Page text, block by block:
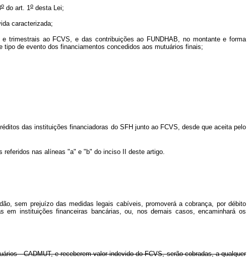
o do art. 1o desta Lei;
caracterizada;
trimestrais ao FCVS, e das contribuições ao FUNDHAB, no montante e forma
de evento dos financiamentos concedidos aos mutuários finais;
das instituições financiadoras do SFH junto ao FCVS, desde que aceita pelo
referidos nas alíneas "a" e "b" do inciso II deste artigo.
sem prejuízo das medidas legais cabíveis, promoverá a cobrança, por débito
em instituições financeiras bancárias, ou, nos demais casos, encaminhará os
- CADMUT, e receberem valor indevido do FCVS, serão cobradas, a qualquer